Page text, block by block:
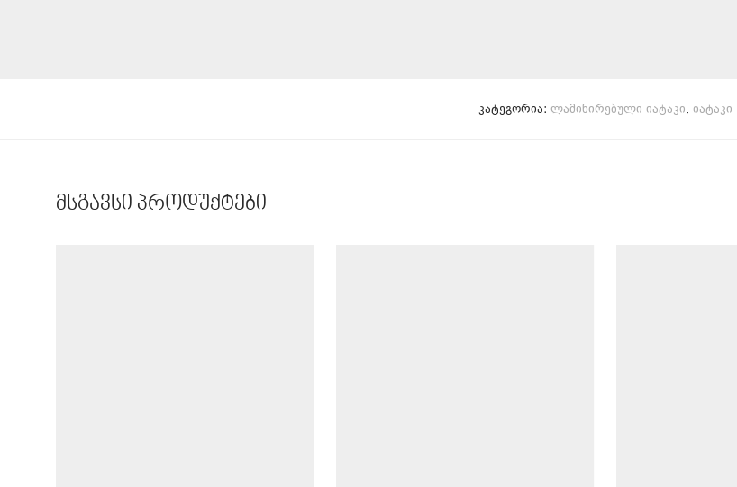
კატეგორია: ლამინირებული იატაკი, იატაკი
მსგავსი პროდუქტები